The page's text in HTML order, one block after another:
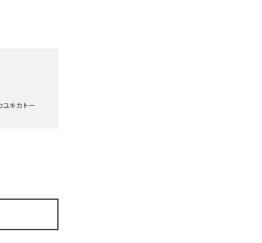
ユキカトー